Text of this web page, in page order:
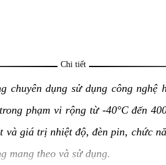
Chi tiết
chuyên dụng sử dụng công nghệ
phạm vi rộng từ -40°C đến
giá trị nhiệt độ, đèn pin, chức
mang theo và sử dụng.